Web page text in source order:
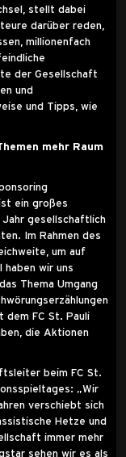
stellt dabei
darüber reden,
millionenfach
der Gesellschaft
und
und Tipps, wie
mehr Raum
ein großes
gesellschaftlich
Im Rahmen des
um auf
haben wir uns
Thema Umgang
FC St. Pauli
die Aktionen
beim FC St.
„Wir
verschiebt sich
Hetze und
immer mehr
sehen wir es als